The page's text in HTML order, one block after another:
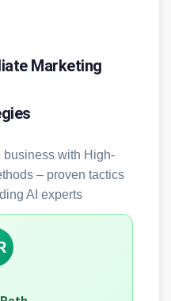
Marketing
business with High-
– proven tactics
AI experts